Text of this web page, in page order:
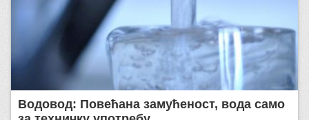
Водовод: Повећана замућеност, вода само